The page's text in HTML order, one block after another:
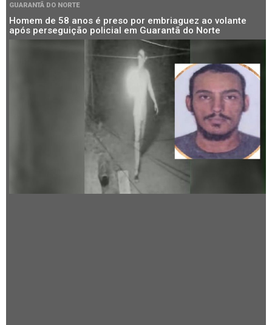
GUARANTÃ DO NORTE
Homem de 58 anos é preso por embriaguez ao volante
após perseguição policial em Guarantã do Norte